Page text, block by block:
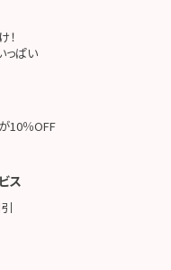
！
っぱい
10％OFF
ス